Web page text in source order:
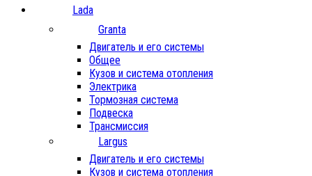
Lada
Granta
Двигатель и его системы
Общее
Кузов и система отопления
Электрика
Тормозная система
Подвеска
Трансмиссия
Largus
Двигатель и его системы
Кузов и система отопления